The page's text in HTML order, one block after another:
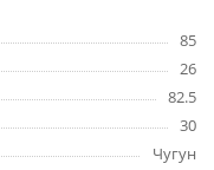
85
26
82.5
30
Чугун